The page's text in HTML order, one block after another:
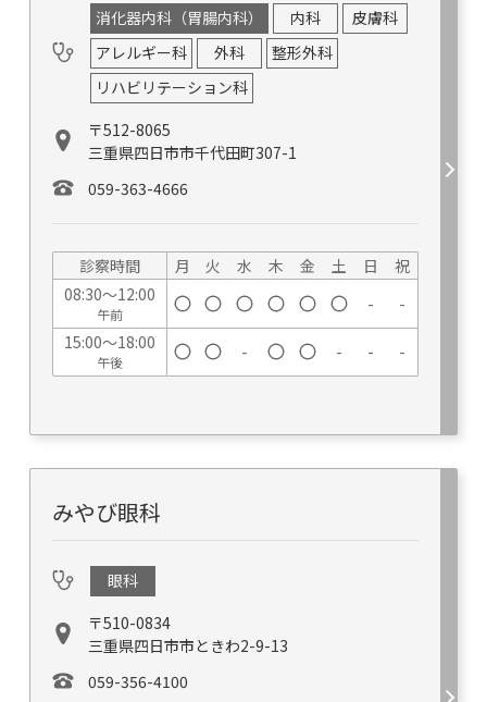
消化器内科（胃腸内科） 内科
皮膚科
アレルギー科
外科
整形外科
リハビリテーション科
〒512-8065
三重県四日市市千代田町307-1
059-363-4666
診察時間 月 火 水 木 金 土 日
祝
08:30～12:00
午前 -
-
15:00～18:00
午後 - - - -
みやび眼科
眼科
〒510-0834
三重県四日市市ときわ2-9-13
059-356-4100